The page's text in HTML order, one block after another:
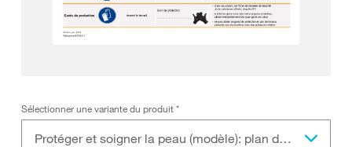
Sélectionner une variante du produit*
Protéger et soigner la peau (modèle): plan de protection de la peau